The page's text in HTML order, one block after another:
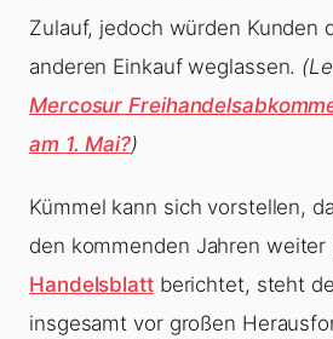
Zulauf, jedoch würden Kunden
anderen Einkauf weglassen.
Mercosur
am 1. Mai?)
Kümmel kann sich vorstellen,
den kommenden Jahren
Handelsblattberichtet, steht
insgesamt vor großen